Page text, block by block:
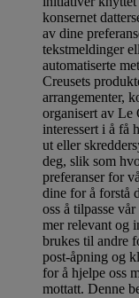
konsernet
av dine
tekstmeldinger
automatiserte
Creusets
arrangementer,
organisert av Le
interessert i å få
ut eller
deg, slik som
preferanser for
dine for å forstå
oss å tilpasse
mer relevant og
brukes til andre
post-åpning og
for å hjelpe oss
mottatt. Denne